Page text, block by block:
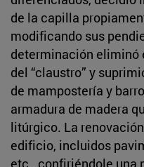
de la capilla
modificando sus
determinación eliminó
del “claustro” y
de mampostería y
armadura de madera
litúrgico. La
edificio, incluidos
etc., confiriéndole una